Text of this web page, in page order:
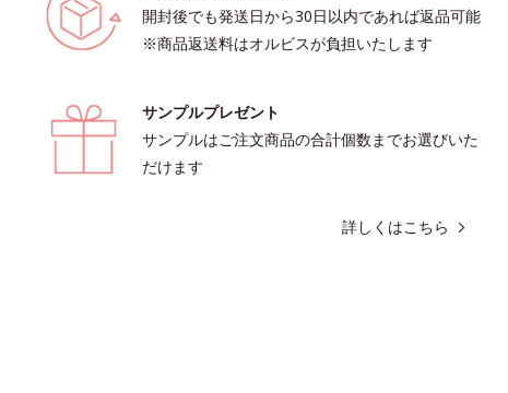
開封後でも発送日から30日以内であれば返品可能
※商品返送料はオルビスが負担いたします
サンプルプレゼント
サンプルはご注文商品の合計個数までお選びいた
だけます
詳しくはこちら